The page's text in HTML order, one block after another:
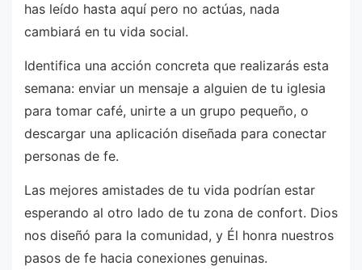
has leído hasta aquí pero no actúas, nada
cambiará en tu vida social.
Identifica una acción concreta que realizarás esta
semana: enviar un mensaje a alguien de tu iglesia
para tomar café, unirte a un grupo pequeño, o
descargar una aplicación diseñada para conectar
personas de fe.
Las mejores amistades de tu vida podrían estar
esperando al otro lado de tu zona de confort. Dios
nos diseñó para la comunidad, y Él honra nuestros
pasos de fe hacia conexiones genuinas.